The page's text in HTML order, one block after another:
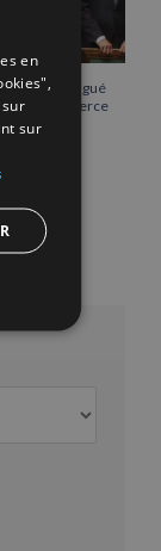
Fos distingué
de commerce
en
sur